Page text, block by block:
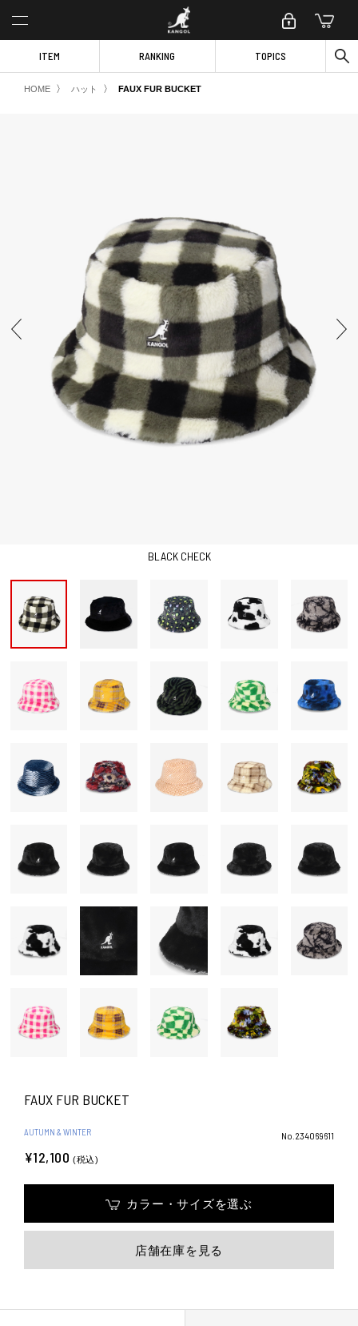
ITEM RANKING TOPICS
HOME 〉 ハット 〉 FAUX FUR BUCKET
BLACK CHECK
FAUX FUR BUCKET
AUTUMN & WINTER No.234069611
¥12,100 (税込)
カラー・サイズを選ぶ
店舗在庫を見る